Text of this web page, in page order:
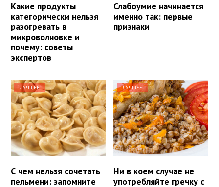
Какие продукты
категорически нельзя
разогревать в
микроволновке и
почему: советы
экспертов
Слабоумие начинается
именно так: первые
признаки
ЛУЧШЕЕ
С чем нельзя сочетать
пельмени: запомните
ЛУЧШЕЕ
Ни в коем случае не
употребляйте гречку с